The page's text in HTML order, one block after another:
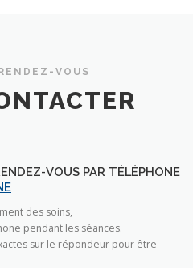
VOUS
VOUS PAR TÉLÉPHONE
des soins,
pendant les séances.
sur le répondeur pour être